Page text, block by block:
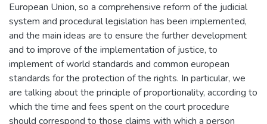
European Union, so a comprehensive reform of the judicial
system and procedural legislation has been implemented,
and the main ideas are to ensure the further development
and to improve of the implementation of justice, to
implement of world standards and common european
standards for the protection of the rights. In particular, we
are talking about the principle of proportionality, according to
which the time and fees spent on the court procedure
should correspond to those claims with which a person